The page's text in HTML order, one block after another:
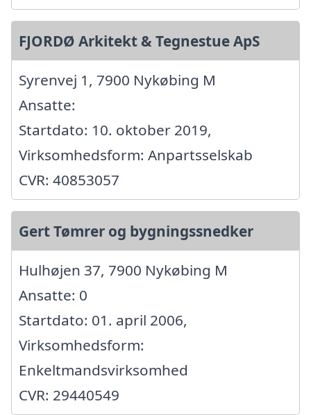
FJORDØ Arkitekt & Tegnestue ApS
Syrenvej 1, 7900 Nykøbing M
Ansatte:
Startdato: 10. oktober 2019,
Virksomhedsform: Anpartsselskab
CVR: 40853057
Gert Tømrer og bygningssnedker
Hulhøjen 37, 7900 Nykøbing M
Ansatte: 0
Startdato: 01. april 2006,
Virksomhedsform:
Enkeltmandsvirksomhed
CVR: 29440549